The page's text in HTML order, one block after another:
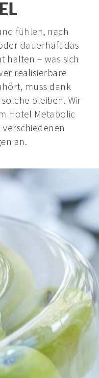
fühlen, nach
dauerhaft das
halten – was sich
realisierbare
muss dank
bleiben. Wir
Hotel Metabolic
an.